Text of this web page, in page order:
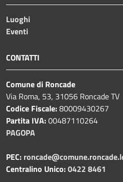
Luoghi
Eventi
CONTATTI
Comune di Roncade
Via Roma, 53, 31056 Roncade TV
Codice Fiscale:80009430267
Partita IVA:00487110264
PAGOPA
PEC:
Centralino Unico:0422 8461